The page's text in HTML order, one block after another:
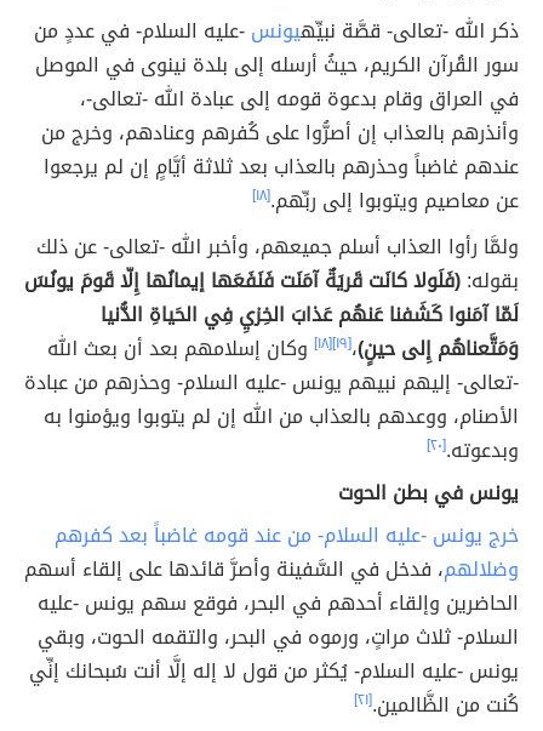
ذكر الله -تعالى- قصَّة نبيِّهيونس-عليه السلام- في عددٍ من
سور القُرآن الكريم، حيثُ أرسله إلى بلدة نينوى في الموصل
في العراق وقام بدعوة قومه إلى عبادة الله -تعالى-،
وأنذرهم بالعذاب إن أصرُّوا على كُفرهم وعنادهم، وخرج من
عندهم غاضباً وحذرهم بالعذاب بعد ثلاثة أيَّامٍ إن لم يرجعوا
عن معاصيم ويتوبوا إلى ربِّهم.[١٨]
ولمَّا رأوا العذاب أسلم جميعهم، وأخبر الله -تعالى- عن ذلك
بقوله:(فَلَولا كانَت قَريَةٌ آمَنَت فَنَفَعَها إيمانُها إِلّا قَومَ يونُسَ
لَمّا آمَنوا كَشَفنا عَنهُم عَذابَ الخِزيِ فِي الحَياةِ الدُّنيا
وَمَتَّعناهُم إِلى حينٍ)،[١٩] [١٨]
وكان إسلامهم بعد أن بعث الله
-تعالى- إليهم نبيهم يونس -عليه السلام- وحذرهم من عبادة
الأصنام، ووعدهم بالعذاب من الله إن لم يتوبوا ويؤمنوا به
وبدعوته.[٢٠]
يونس في بطن الحوت
خرج يونس -عليه السلام- من عند قومه غاضباً بعد كفرهم
وضلالهم، فدخل في السَّفينة وأصرَّ قائدها على إلقاء أسهم
الحاضرين وإلقاء أحدهم في البحر، فوقع سهم يونس -عليه
السلام- ثلاث مراتٍ، ورموه في البحر، والتقمه الحوت، وبقي
يونس -عليه السلام- يُكثر من قول لا إله إلَّا أنت سُبحانك إنِّي
كُنت من الظَّالمين.[٢١]